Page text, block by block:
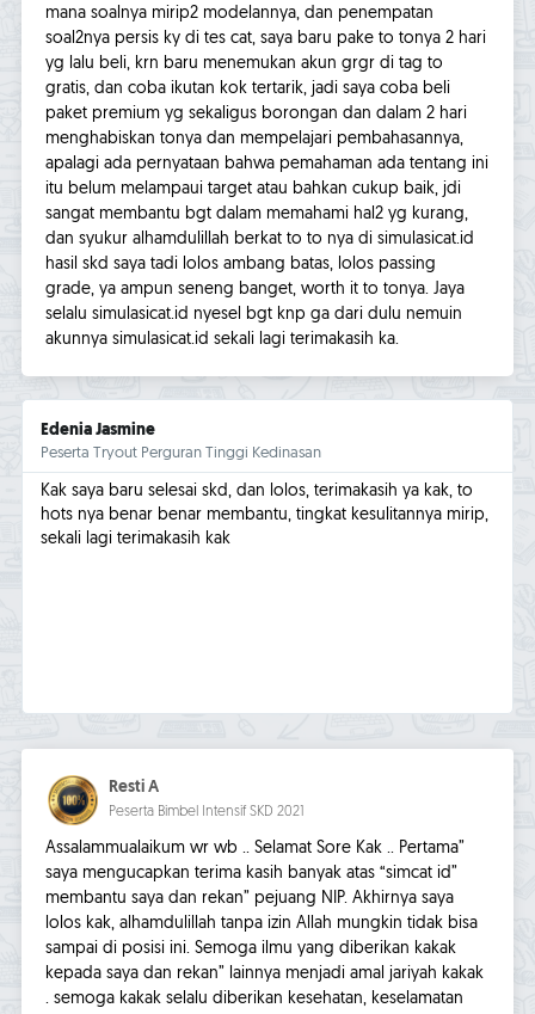
mana soalnya mirip2 modelannya, dan penempatan
soal2nya persis ky di tes cat, saya baru pake to tonya 2 hari
yg lalu beli, krn baru menemukan akun grgr di tag to
gratis, dan coba ikutan kok tertarik, jadi saya coba beli
paket premium yg sekaligus borongan dan dalam 2 hari
menghabiskan tonya dan mempelajari pembahasannya,
apalagi ada pernyataan bahwa pemahaman ada tentang ini
itu belum melampaui target atau bahkan cukup baik, jdi
sangat membantu bgt dalam memahami hal2 yg kurang,
dan syukur alhamdulillah berkat to to nya di simulasicat.id
hasil skd saya tadi lolos ambang batas, lolos passing
grade, ya ampun seneng banget, worth it to tonya. Jaya
selalu simulasicat.id nyesel bgt knp ga dari dulu nemuin
akunnya simulasicat.id sekali lagi terimakasih ka.
Edenia Jasmine
Peserta Tryout Perguran Tinggi Kedinasan
Kak saya baru selesai skd, dan lolos, terimakasih ya kak, to
hots nya benar benar membantu, tingkat kesulitannya mirip,
sekali lagi terimakasih kak
Resti A
Peserta Bimbel Intensif SKD 2021
Assalammualaikum wr wb .. Selamat Sore Kak .. Pertama”
saya mengucapkan terima kasih banyak atas “simcat id”
membantu saya dan rekan” pejuang NIP. Akhirnya saya
lolos kak, alhamdulillah tanpa izin Allah mungkin tidak bisa
sampai di posisi ini. Semoga ilmu yang diberikan kakak
kepada saya dan rekan” lainnya menjadi amal jariyah kakak
. semoga kakak selalu diberikan kesehatan, keselamatan